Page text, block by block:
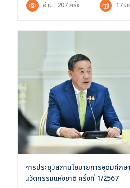
อ่าน : 207 ครั้ง 17
การประชุมสภานโยบายการอุดมศึกษ
นวัตกรรมแห่งชาติ ครั้งที่ 1/2567